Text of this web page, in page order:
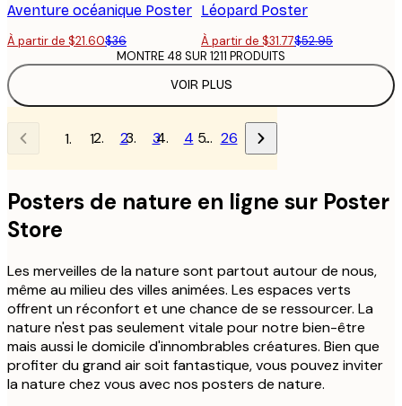
Aventure océanique Poster
À partir de $21.60$36
Léopard Poster
À partir de $31.77$52.95
VOIR PLUS
MONTRE 48 SUR 1211 PRODUITS
1 2 3 4 … 26
Posters de nature en ligne sur Poster
Store
Les merveilles de la nature sont partout autour de nous,
même au milieu des villes animées. Les espaces verts
offrent un réconfort et une chance de se ressourcer. La
nature n'est pas seulement vitale pour notre bien-être
mais aussi le domicile d'innombrables créatures. Bien que
profiter du grand air soit fantastique, vous pouvez inviter
la nature chez vous avec nos posters de nature.